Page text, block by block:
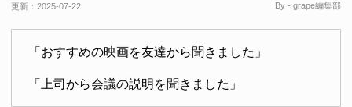
更新： 2025-07-22 By - grape編集部
「おすすめの映画を友達から聞きました」
「上司から会議の説明を聞きました」